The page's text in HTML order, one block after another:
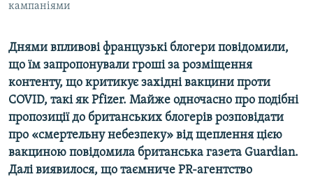
кампаніями
Днями впливовіфранцузькі блогери повідомили,
що їм запропонували гроші за розміщення
контенту, що критикує західні вакцини проти
COVID, такі як Pfizer. Майже одночасно про подібні
пропозиції до британських блогерів розповідати
про «смертельну небезпеку» від щеплення цією
вакциною повідомила британська газета Guardian.
Далі виявилося, що таємниче PR-агентство